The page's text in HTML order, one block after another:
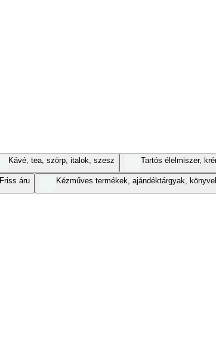
Kávé, tea, szörp, italok, szesz Tartós élelmiszer,
Friss áru Kézműves termékek, ajándéktárgyak,